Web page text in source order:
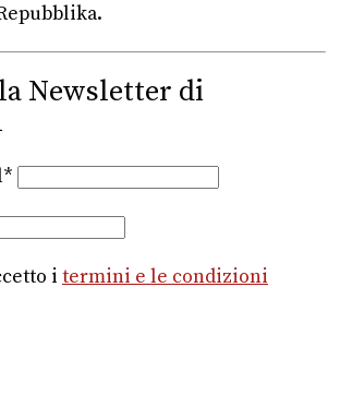
Newsletter di
i termini e le condizioni